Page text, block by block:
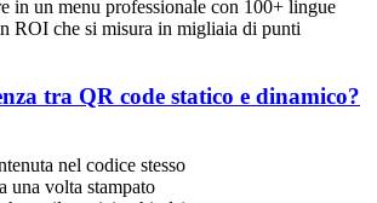
in un menu professionale con 100+ lingue
ROI che si misura in migliaia di punti
tra QR code statico e dinamico?
nel codice stesso
una volta stampato